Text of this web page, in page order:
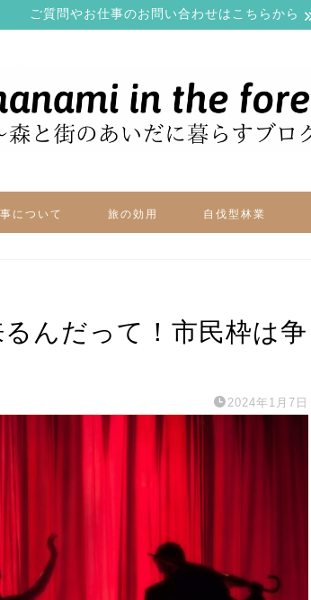
ご質問やお仕事のお問い合わせはこちらから
について 旅の効用 自伐型林業
んだって！市民枠は争
2024年1月7日